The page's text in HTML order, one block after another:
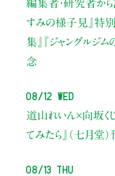
編集者・研究者から
すみの様子見』特
集』『ジャングルジ
念
08/12 Wed
道山れいん×向坂く
てみたら』（七月堂
08/13 Thu